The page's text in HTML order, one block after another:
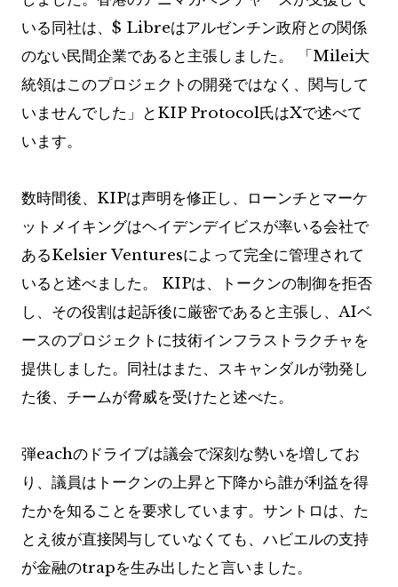
いる同社は、$ Libreはアルゼンチン政府との関係
のない民間企業であると主張しました。 「Milei大
統領はこのプロジェクトの開発ではなく、関与して
いませんでした」とKIP Protocol氏はXで述べて
います。
数時間後、KIPは声明を修正し、ローンチとマーケ
ットメイキングはヘイデンデイビスが率いる会社で
あるKelsier Venturesによって完全に管理されて
いると述べました。 KIPは、トークンの制御を拒否
し、その役割は起訴後に厳密であると主張し、AIベ
ースのプロジェクトに技術インフラストラクチャを
提供しました。同社はまた、スキャンダルが勃発し
た後、チームが脅威を受けたと述べた。
弾eachのドライブは議会で深刻な勢いを増してお
り、議員はトークンの上昇と下降から誰が利益を得
たかを知ることを要求しています。サントロは、た
とえ彼が直接関与していなくても、ハビエルの支持
が金融のtrapを生み出したと言いました。